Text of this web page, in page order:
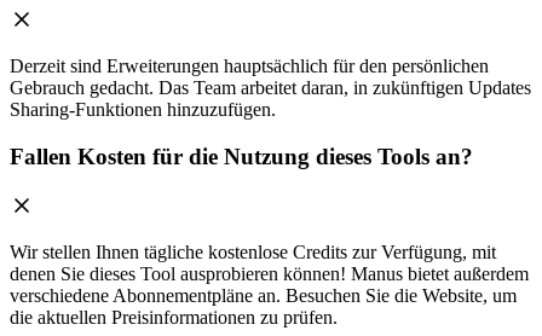
Derzeit sind Erweiterungen hauptsächlich für den persönlichen
Gebrauch gedacht. Das Team arbeitet daran, in zukünftigen Updates
Sharing-Funktionen hinzuzufügen.
Fallen Kosten für die Nutzung dieses Tools an?
Wir stellen Ihnen tägliche kostenlose Credits zur Verfügung, mit
denen Sie dieses Tool ausprobieren können! Manus bietet außerdem
verschiedene Abonnementpläne an. Besuchen Sie die Website, um
die aktuellen Preisinformationen zu prüfen.